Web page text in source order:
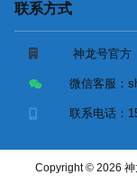
联系方式
神龙号官方
微信客服：
联系电话：
Copyright © 2026